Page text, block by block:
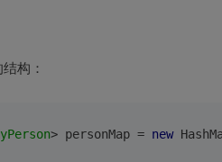
构：
> personMap = new